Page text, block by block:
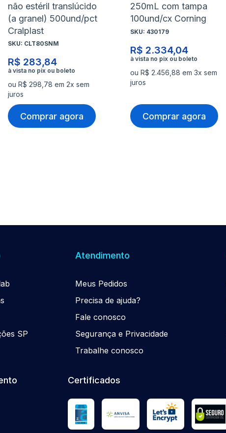
não estéril translúcido
(a granel) 500und/pct
Cralplast
SKU: CLT80SNM
R$ 283,84
ou R$ 298,78 em 2x sem
juros
Comprar agora
250mL com tampa
100und/cx Corning
SKU: 430179
R$ 2.334,04
ou R$ 2.456,88 em 3x sem
juros
Comprar agora
SP
Atendimento
Meus Pedidos
Precisa de ajuda?
Fale conosco
Segurança e Privacidade
Trabalhe conosco
Certificados